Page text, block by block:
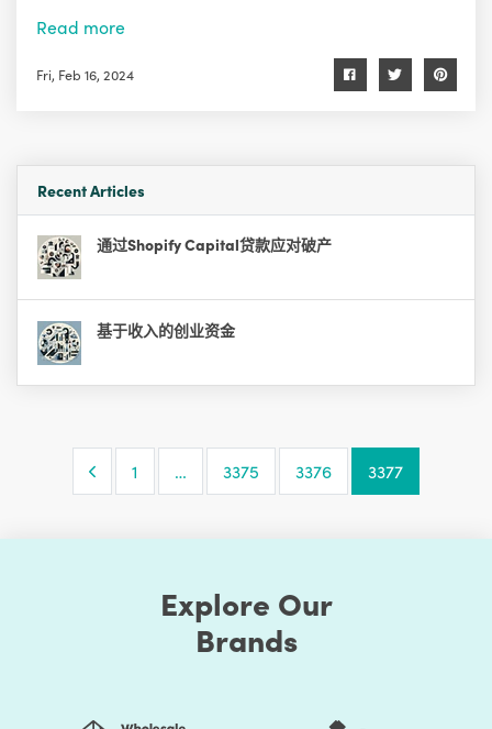
Read more
Fri, Feb 16, 2024
Recent Articles
通过Shopify Capital贷款应对破产
基于收入的创业资金
Previous Page
1 … 3375 3376 3377
Explore Our
Brands